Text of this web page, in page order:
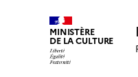
MINISTÈRE
DE LA CULTURE